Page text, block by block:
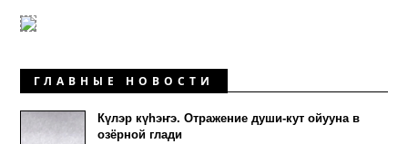
ГЛАВНЫЕ НОВОСТИ
Күлэр күhэҥэ. Отражение души-кут ойууна в
озёрной глади